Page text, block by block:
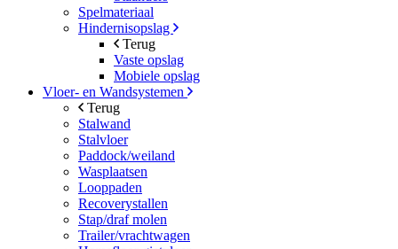
Spelmateriaal
Hindernisopslag
Terug
Vaste opslag
Mobiele opslag
Vloer- en Wandsystemen
Terug
Stalwand
Stalvloer
Paddock/weiland
Wasplaatsen
Looppaden
Recoverystallen
Stap/draf molen
Trailer/vrachtwagen